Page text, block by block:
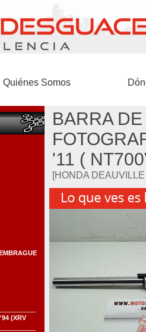
Quiénes Somos
(XRV
BARRA
'11 (
[HONDA